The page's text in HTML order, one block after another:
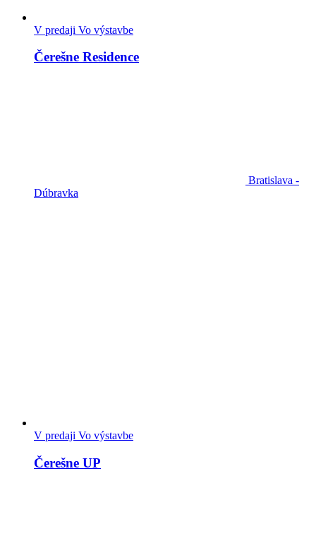
V predaji Vo výstavbe
Čerešne Residence
Bratislava -
Dúbravka
V predaji Vo výstavbe
Čerešne UP